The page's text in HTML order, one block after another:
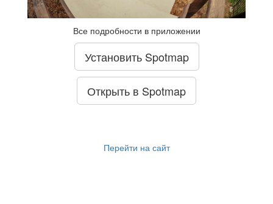
Все подробности в приложении
Установить Spotmap
Открыть в Spotmap
Перейти на сайт